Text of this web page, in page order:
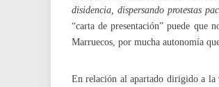
disidencia, dispersando protestas
“carta de presentación” puede que
Marruecos, por mucha autonomía
En relación al apartado dirigido a la